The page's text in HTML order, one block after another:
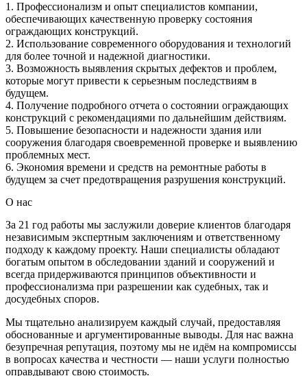
1. Профессионализм и опыт специалистов компании,
обеспечивающих качественную проверку состояния
ограждающих конструкций.
2. Использование современного оборудования и технологий
для более точной и надежной диагностики.
3. Возможность выявления скрытых дефектов и проблем,
которые могут привести к серьезным последствиям в
будущем.
4. Получение подробного отчета о состоянии ограждающих
конструкций с рекомендациями по дальнейшим действиям.
5. Повышение безопасности и надежности здания или
сооружения благодаря своевременной проверке и выявлению
проблемных мест.
6. Экономия времени и средств на ремонтные работы в
будущем за счет предотвращения разрушения конструкций.
О нас
За 21 год работы мы заслужили доверие клиентов благодаря
независимым экспертным заключениям и ответственному
подходу к каждому проекту. Наши специалисты обладают
богатым опытом в обследовании зданий и сооружений и
всегда придерживаются принципов объективности и
профессионализма при разрешении как судебных, так и
досудебных споров.
Мы тщательно анализируем каждый случай, предоставляя
обоснованные и аргументированные выводы. Для нас важна
безупречная репутация, поэтому мы не идём на компромиссы
в вопросах качества и честности — наши услуги полностью
оправдывают свою стоимость.